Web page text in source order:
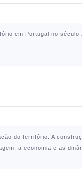
em Portugal no século
do território. A
a economia e as